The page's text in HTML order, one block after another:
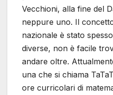
Vecchioni, alla fine del
neppure uno. Il
nazionale è stato
diverse, non è facile
andare oltre.
una che si chiama
ore curricolari di